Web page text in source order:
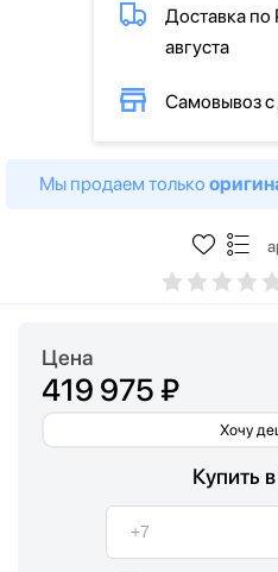
Доставка по
августа
Самовывоз с
Мы продаем только
Цена
419 975 ₽
Хочу
Купить